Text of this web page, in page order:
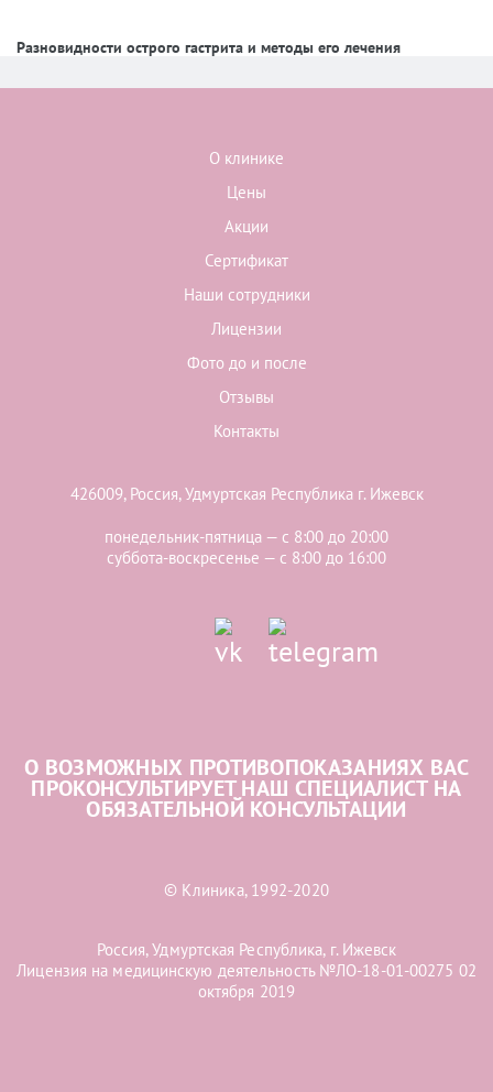
Разновидности острого гастрита и методы его лечения
О клинике
Цены
Акции
Сертификат
Наши сотрудники
Лицензии
Фото до и после
Отзывы
Контакты
426009, Россия, Удмуртская Республика г. Ижевск
понедельник-пятница — с 8:00 до 20:00
суббота-воскресенье — с 8:00 до 16:00
О ВОЗМОЖНЫХ ПРОТИВОПОКАЗАНИЯХ ВАС
ПРОКОНСУЛЬТИРУЕТ НАШ СПЕЦИАЛИСТ НА
ОБЯЗАТЕЛЬНОЙ КОНСУЛЬТАЦИИ
© Клиника, 1992-2020
Россия, Удмуртская Республика, г. Ижевск
Лицензия на медицинскую деятельность №ЛО-18-01-00275 02
октября 2019